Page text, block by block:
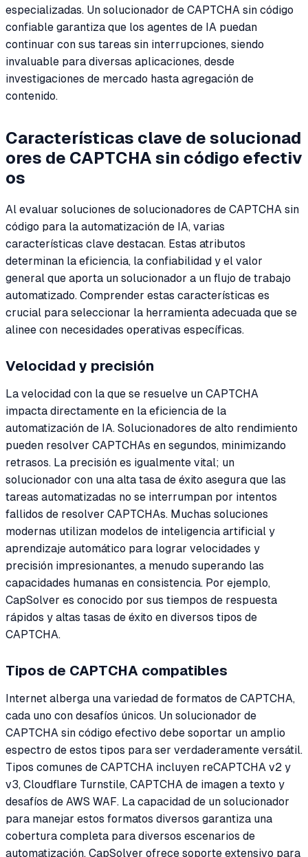
especializadas. Un solucionador de CAPTCHA sin código
confiable garantiza que los agentes de IA puedan
continuar con sus tareas sin interrupciones, siendo
invaluable para diversas aplicaciones, desde
investigaciones de mercado hasta agregación de
contenido.
Características clave de solucionad
ores de CAPTCHA sin código efectiv
os
Al evaluar soluciones de solucionadores de CAPTCHA sin
código para la automatización de IA, varias
características clave destacan. Estas atributos
determinan la eficiencia, la confiabilidad y el valor
general que aporta un solucionador a un flujo de trabajo
automatizado. Comprender estas características es
crucial para seleccionar la herramienta adecuada que se
alinee con necesidades operativas específicas.
Velocidad y precisión
La velocidad con la que se resuelve un CAPTCHA
impacta directamente en la eficiencia de la
automatización de IA. Solucionadores de alto rendimiento
pueden resolver CAPTCHAs en segundos, minimizando
retrasos. La precisión es igualmente vital; un
solucionador con una alta tasa de éxito asegura que las
tareas automatizadas no se interrumpan por intentos
fallidos de resolver CAPTCHAs. Muchas soluciones
modernas utilizan modelos de inteligencia artificial y
aprendizaje automático para lograr velocidades y
precisión impresionantes, a menudo superando las
capacidades humanas en consistencia. Por ejemplo,
CapSolver es conocido por sus tiempos de respuesta
rápidos y altas tasas de éxito en diversos tipos de
CAPTCHA.
Tipos de CAPTCHA compatibles
Internet alberga una variedad de formatos de CAPTCHA,
cada uno con desafíos únicos. Un solucionador de
CAPTCHA sin código efectivo debe soportar un amplio
espectro de estos tipos para ser verdaderamente versátil.
Tipos comunes de CAPTCHA incluyen reCAPTCHA v2 y
v3, Cloudflare Turnstile, CAPTCHA de imagen a texto y
desafíos de AWS WAF. La capacidad de un solucionador
para manejar estos formatos diversos garantiza una
cobertura completa para diversos escenarios de
automatización. CapSolver ofrece soporte extensivo para